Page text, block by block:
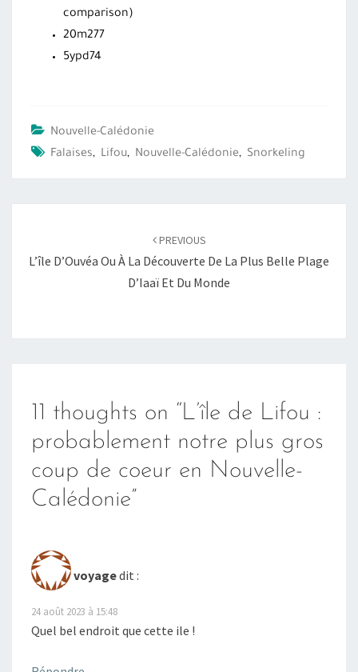
comparison)
20m277
5ypd74
Nouvelle-Calédonie
Falaises, Lifou, Nouvelle-Calédonie, Snorkeling
PREVIOUS
L’île D’Ouvéa Ou À La Découverte De La Plus Belle Plage
D’Iaaï Et Du Monde
11 thoughts on “L’île de Lifou :
probablement notre plus gros
coup de coeur en Nouvelle-
Calédonie”
voyagedit :
24 août 2023 à 15:48
Quel bel endroit que cette ile !